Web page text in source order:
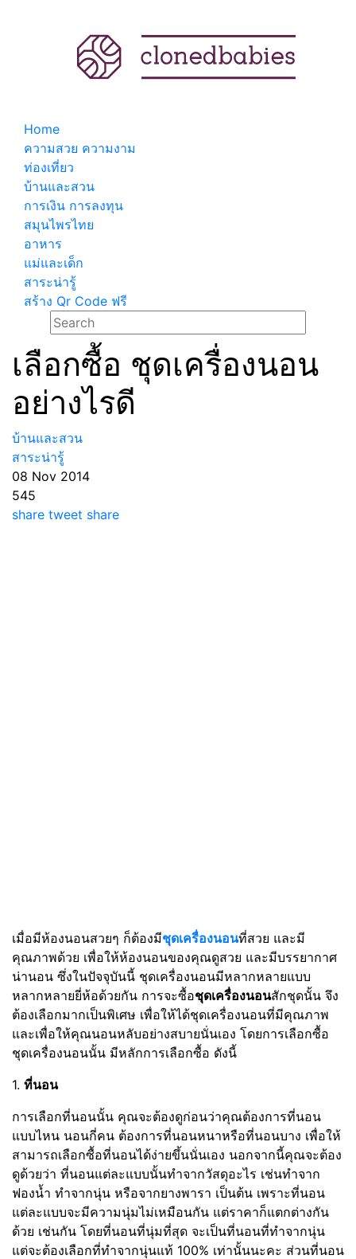
Home
ความสวย ความงาม
ท่องเที่ยว
บ้านและสวน
การเงิน การลงทุน
สมุนไพรไทย
อาหาร
แม่และเด็ก
สาระน่ารู้
สร้าง Qr Code ฟรี
เลือกซื้อ ชุดเครื่องนอน
อย่างไรดี
บ้านและสวน
สาระน่ารู้
08 Nov 2014
545
share tweet share
เมื่อมีห้องนอนสวยๆ ก็ต้องมีชุดเครื่องนอนที่สวย และมี
คุณภาพด้วย เพื่อให้ห้องนอนของคุณดูสวย และมีบรรยากาศ
น่านอน ซึ่งในปัจจุบันนี้ ชุดเครื่องนอนมีหลากหลายแบบ
หลากหลายยี่ห้อด้วยกัน การจะซื้อชุดเครื่องนอนสักชุดนั้น จึง
ต้องเลือกมากเป็นพิเศษ เพื่อให้ได้ชุดเครื่องนอนที่มีคุณภาพ
และเพื่อให้คุณนอนหลับอย่างสบายนั่นเอง โดยการเลือกซื้อ
ชุดเครื่องนอนนั้น มีหลักการเลือกซื้อ ดังนี้
1. ที่นอน
การเลือกที่นอนนั้น คุณจะต้องดูก่อนว่าคุณต้องการที่นอน
แบบไหน นอนกี่คน ต้องการที่นอนหนาหรือที่นอนบาง เพื่อให้
สามารถเลือกซื้อที่นอนได้ง่ายขึ้นนั่นเอง นอกจากนี้คุณจะต้อง
ดูด้วยว่า ที่นอนแต่ละแบบนั้นทำจากวัสดุอะไร เช่นทำจาก
ฟองน้ำ ทำจากนุ่น หรือจากยางพารา เป็นต้น เพราะที่นอน
แต่ละแบบจะมีความนุ่มไม่เหมือนกัน แต่ราคาก็แตกต่างกัน
ด้วย เช่นกัน โดยที่นอนที่นุ่มที่สุด จะเป็นที่นอนที่ทำจากนุ่น
แต่จะต้องเลือกที่ทำจากนุ่นแท้ 100% เท่านั้นนะคะ ส่วนที่นอน